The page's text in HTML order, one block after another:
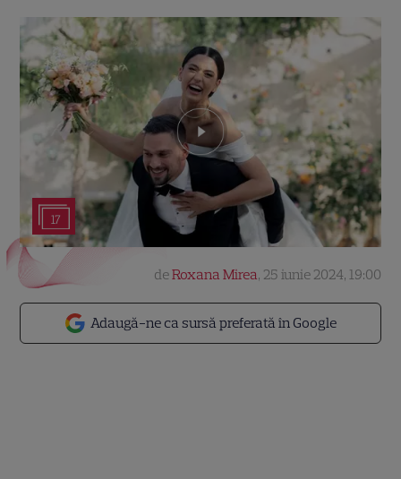
17
Adaugă-ne ca sursă preferată în Google
deRoxana Mirea, 25 iunie 2024, 19:00